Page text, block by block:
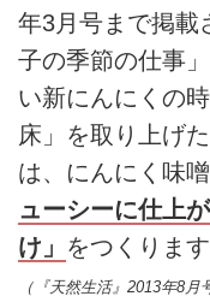
年3月号まで掲載
子の季節の仕事
い新にんにくの
床」を取り上げ
は、にんにく味
ューシーに仕上
け」 をつくります
（『天然生活』2013年8月